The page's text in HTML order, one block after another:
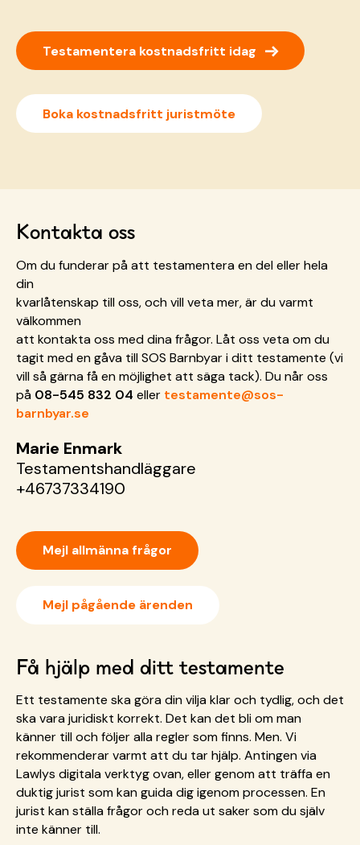
Testamentera kostnadsfritt idag →
Boka kostnadsfritt juristmöte
Kontakta oss
Om du funderar på att testamentera en del eller hela
din
kvarlåtenskap till oss, och vill veta mer, är du varmt
välkommen
att kontakta oss med dina frågor. Låt oss veta om du
tagit med en gåva till SOS Barnbyar i ditt testamente (vi
vill så gärna få en möjlighet att säga tack). Du når oss
på 08-545 832 04 eller testamente@sos-
barnbyar.se
Marie Enmark
Testamentshandläggare
+46737334190
Mejl allmänna frågor
Mejl pågående ärenden
Få hjälp med ditt testamente
Ett testamente ska göra din vilja klar och tydlig, och det
ska vara juridiskt korrekt. Det kan det bli om man
känner till och följer alla regler som finns. Men. Vi
rekommenderar varmt att du tar hjälp. Antingen via
Lawlys digitala verktyg ovan, eller genom att träffa en
duktig jurist som kan guida dig igenom processen. En
jurist kan ställa frågor och reda ut saker som du själv
inte känner till.